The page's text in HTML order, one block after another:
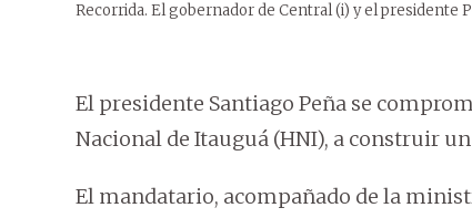
Recorrida. El gobernador de Central (i) y el presidente
El presidente Santiago Peña se
Nacional de Itauguá (HNI), a construir
El mandatario, acompañado de la